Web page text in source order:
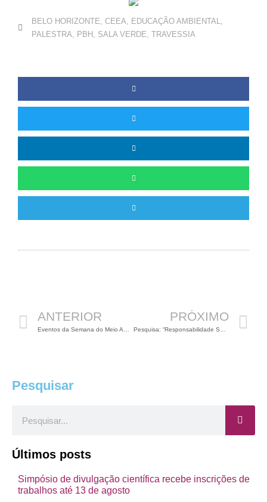
BELO HORIZONTE, CEEA, EDUCAÇÃO AMBIENTAL,
PALESTRA, PBH , SALA VERDE, TRAVESSIA
ANTERIOR
Eventos da Semana do Meio Ambiente em Belo Horizonte
PRÓXIMO
Pesquisa: “Responsabilidade Socioambiental Mineirão”
Pesquisar
Últimos posts
Simpósio de divulgação científica recebe inscrições de
trabalhos até 13 de agosto